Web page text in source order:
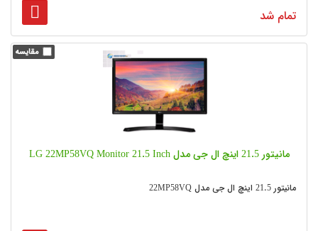
تمام شد
مانیتور 21.5 اینچ ال جی مدل LG 22MP58VQ Monitor 21.5 Inch
مانیتور 21.5 اینچ ال جی مدل 22MP58VQ